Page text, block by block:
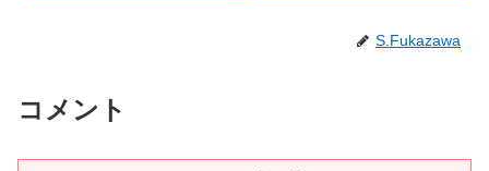
S.Fukazawa
コメント